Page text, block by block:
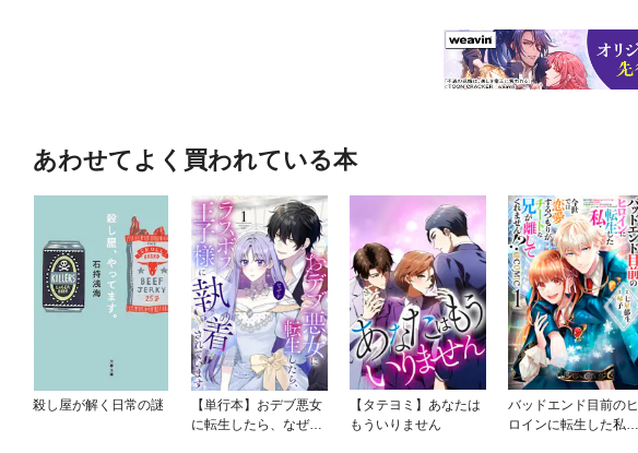
あわせてよく買われている本
殺し屋が解く日常の謎
【単行本】おデブ悪女
に転生したら、なぜか
【タテヨミ】あなたは
もういりません
バッドエンド目前のヒ
ロインに転生した私、